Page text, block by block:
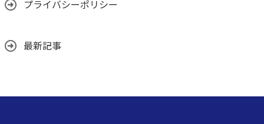
プライバシーポリシー
最新記事